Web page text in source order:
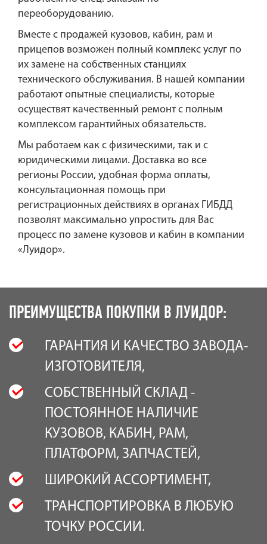
переоборудованию.
Вместе с продажей кузовов, кабин, рам и
прицепов возможен полный комплекс услуг по
их замене на собственных станциях
технического обслуживания. В нашей компании
работают опытные специалисты, которые
осуществят качественный ремонт с полным
комплексом гарантийных обязательств.
Мы работаем как с физическими, так и с
юридическими лицами. Доставка во все
регионы России, удобная форма оплаты,
консультационная помощь при
регистрационных действиях в органах ГИБДД
позволят максимально упростить для Вас
процесс по замене кузовов и кабин в компании
«Луидор».
ПРЕИМУЩЕСТВА ПОКУПКИ В ЛУИДОР:
ГАРАНТИЯ И КАЧЕСТВО ЗАВОДА-
ИЗГОТОВИТЕЛЯ,
СОБСТВЕННЫЙ СКЛАД -
ПОСТОЯННОЕ НАЛИЧИЕ
КУЗОВОВ, КАБИН, РАМ,
ПЛАТФОРМ, ЗАПЧАСТЕЙ,
ШИРОКИЙ АССОРТИМЕНТ,
ТРАНСПОРТИРОВКА В ЛЮБУЮ
ТОЧКУ РОСCИИ.